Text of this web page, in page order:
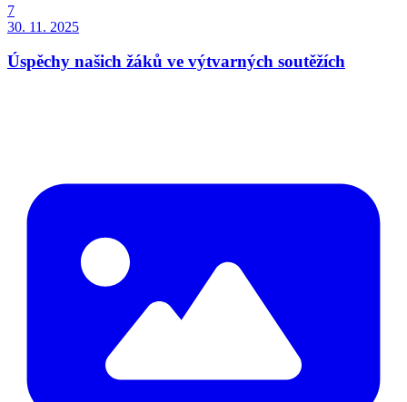
7
30. 11. 2025
Úspěchy našich žáků ve výtvarných soutěžích